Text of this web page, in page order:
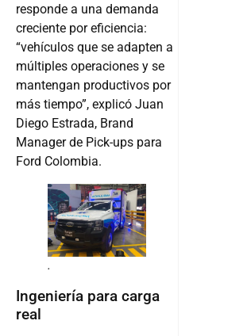
responde a una demanda
creciente por eficiencia:
“vehículos que se adapten a
múltiples operaciones y se
mantengan productivos por
más tiempo”, explicó Juan
Diego Estrada, Brand
Manager de Pick-ups para
Ford Colombia.
.
Ingeniería para carga
real